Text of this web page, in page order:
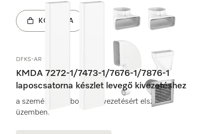
KOSÁRBA
DFKS-AR
KMDA 7272-1/7473-1/7676-1/7876-1
laposcsatorna készlet levegő kivezetéshez
a személyre szabott légkivezetésért elszívó
üzemben.